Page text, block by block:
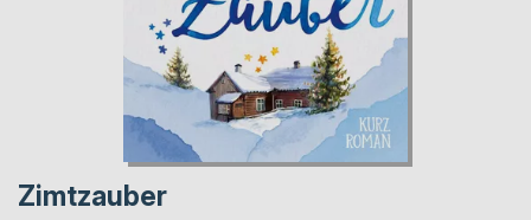
Zimtzauber